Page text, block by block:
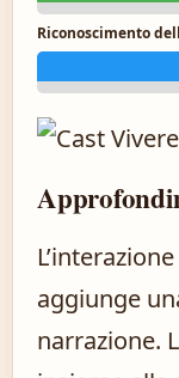
Riconoscimento
aggiunge
narrazione.